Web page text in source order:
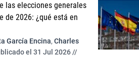
las elecciones generales
de 2026: ¿qué está en
García Encina, Charles
el 31 Jul 2026 //